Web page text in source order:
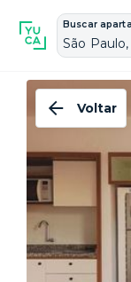
Buscar
São Paulo,
Voltar